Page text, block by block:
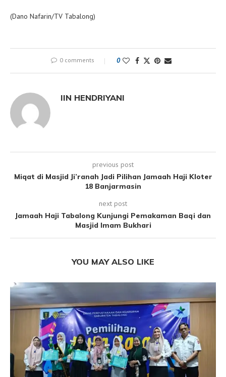
(Dano Nafarin/TV Tabalong)
0 comments 0
IIN HENDRIYANI
previous post
Miqat di Masjid Ji’ranah Jadi Pilihan Jamaah Haji Kloter
18 Banjarmasin
next post
Jamaah Haji Tabalong Kunjungi Pemakaman Baqi dan
Masjid Imam Bukhari
YOU MAY ALSO LIKE